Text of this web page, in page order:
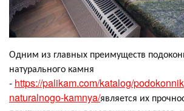
Одним из главных преимуществ
натурального камня
- https://palikam.com/katalog/
naturalnogo-kamnya/является их